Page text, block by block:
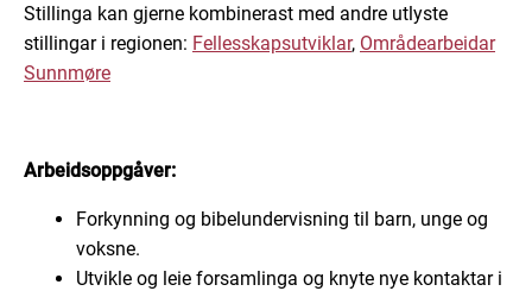
Stillinga kan gjerne kombinerast med andre utlyste
stillingar i regionen: Fellesskapsutviklar, Områdearbeidar
Sunnmøre
Arbeidsoppgåver:
Forkynning og bibelundervisning til barn, unge og
voksne.
Utvikle og leie forsamlinga og knyte nye kontaktar i